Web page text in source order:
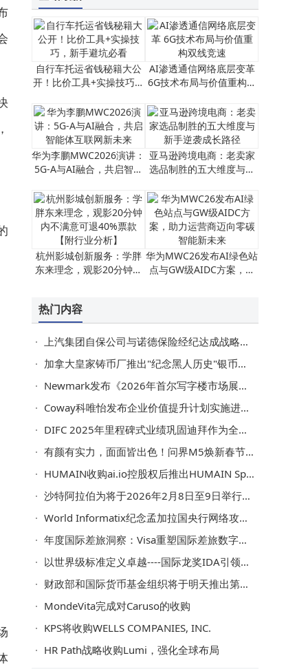
自行车托运省钱秘籍大公
开！比价工具+实操技巧，
AI渗透通信网络底层变革
6G技术布局与价值重构双
华为李鹏MWC2026演讲：
5G-A与AI融合，共启智能
亚马逊跨境电商：老卖家
选品制胜的五大维度与新
杭州影城创新服务：学胖
东来理念，观影20分钟内
华为MWC26发布AI绿色站
点与GW级AIDC方案，助
热门内容
上汽集团自保公司与诺德保险经纪达成战略合作 助力中国汽车品牌高质量扬帆出海
加拿大皇家铸币厂推出"纪念黑人历史"银币系列
Newmark发布《2026年首尔写字楼市场展望》
Coway科唯怡发布企业价值提升计划实施进展报告
DIFC 2025年里程碑式业绩巩固迪拜作为全球领先金融与商业目的地的地位
有颜有实力，面面皆出色！问界M5焕新春节出行质感
HUMAIN收购ai.io控股权后推出HUMAIN Sport
沙特阿拉伯为将于2026年2月8日至9日举行的AlUla新兴市场经济体会议做准备
World Informatix纪念孟加拉国央行网络攻击案十周年
年度国际差旅洞察：Visa重塑国际差旅数字支付体验
以世界级标准定义卓越----国际龙奖IDA引领世界金融保险业专业成长与永续发展
财政部和国际货币基金组织将于明天推出第二届新兴市场经济体阿鲁拉会议
MondeVita完成对Caruso的收购
KPS将收购WELLS COMPANIES, INC.
HR Path战略收购Lumi，强化全球布局